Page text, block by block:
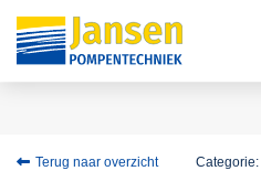
Terug naar overzicht Categorie: